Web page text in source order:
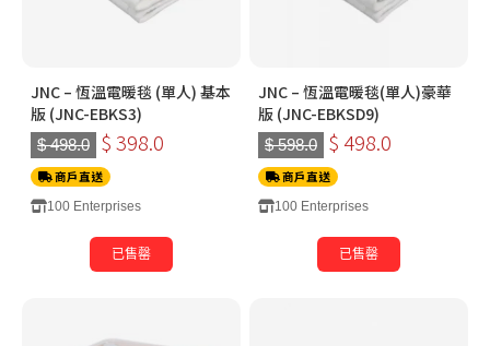
JNC – 恆溫電暖毯 (單人) 基本
版 (JNC-EBKS3)
$ 498.0 $ 398.0
商戶直送
100 Enterprises
已售罄
JNC – 恆溫電暖毯(單人)豪華
版 (JNC-EBKSD9)
$ 598.0 $ 498.0
商戶直送
100 Enterprises
已售罄